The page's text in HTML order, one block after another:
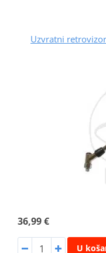
Uzvratni
36,99 €
U